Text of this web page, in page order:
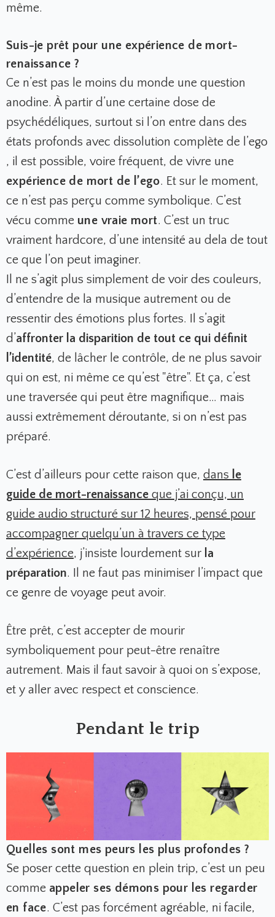
même.
Suis-je prêt pour une expérience de mort-
renaissance ?
Ce n’est pas le moins du monde une question
anodine. À partir d’une certaine dose de
psychédéliques, surtout si l’on entre dans des
états profonds avec dissolution complète de l’ego
, il est possible, voire fréquent, de vivre une
expérience de mort de l’ego. Et sur le moment,
ce n’est pas perçu comme symbolique. C’est
vécu comme une vraie mort. C’est un truc
vraiment hardcore, d’une intensité au dela de tout
ce que l’on peut imaginer.
Il ne s’agit plus simplement de voir des couleurs,
d’entendre de la musique autrement ou de
ressentir des émotions plus fortes. Il s’agit
d’affronter la disparition de tout ce qui définit
l’identité, de lâcher le contrôle, de ne plus savoir
qui on est, ni même ce qu’est "être". Et ça, c’est
une traversée qui peut être magnifique… mais
aussi extrêmement déroutante, si on n’est pas
préparé.
C’est d’ailleurs pour cette raison que, dans le
guide de mort-renaissance que j’ai conçu, un
guide audio structuré sur 12 heures, pensé pour
accompagner quelqu’un à travers ce type
d’expérience, j’insiste lourdement sur la
préparation. Il ne faut pas minimiser l’impact que
ce genre de voyage peut avoir.
Être prêt, c’est accepter de mourir
symboliquement pour peut-être renaître
autrement. Mais il faut savoir à quoi on s’expose,
et y aller avec respect et conscience.
Pendant le trip
Quelles sont mes peurs les plus profondes ?
Se poser cette question en plein trip, c’est un peu
comme appeler ses démons pour les regarder
en face. C’est pas forcément agréable, ni facile,